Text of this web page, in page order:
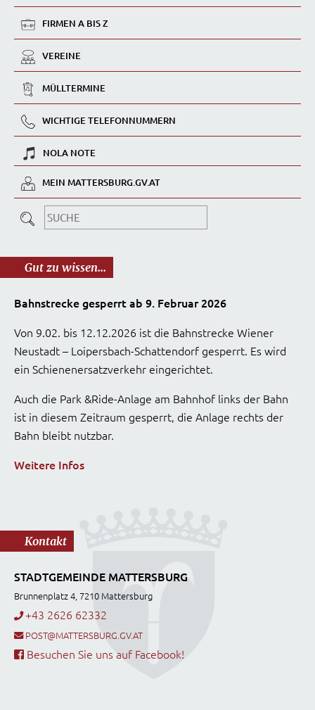
FIRMEN A BIS Z
VEREINE
MÜLLTERMINE
WICHTIGE TELEFONNUMMERN
NOLA NOTE
MEIN MATTERSBURG.GV.AT
Gut zu wissen...
Bahnstrecke gesperrt ab 9. Februar 2026
Von 9.02. bis 12.12.2026 ist die Bahnstrecke Wiener
Neustadt – Loipersbach-Schattendorf gesperrt. Es wird
ein Schienenersatzverkehr eingerichtet.
Auch die Park &Ride-Anlage am Bahnhof links der Bahn
ist in diesem Zeitraum gesperrt, die Anlage rechts der
Bahn bleibt nutzbar.
Weitere Infos
Kontakt
STADTGEMEINDE MATTERSBURG
Brunnenplatz 4, 7210 Mattersburg
+43 2626 62332
POST@MATTERSBURG.GV.AT
Besuchen Sie uns auf Facebook!